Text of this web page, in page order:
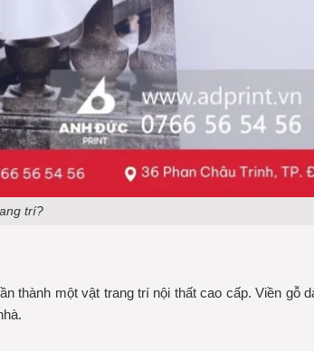
trí?
thành một vật trang trí nội thất cao cấp. Viền gỗ